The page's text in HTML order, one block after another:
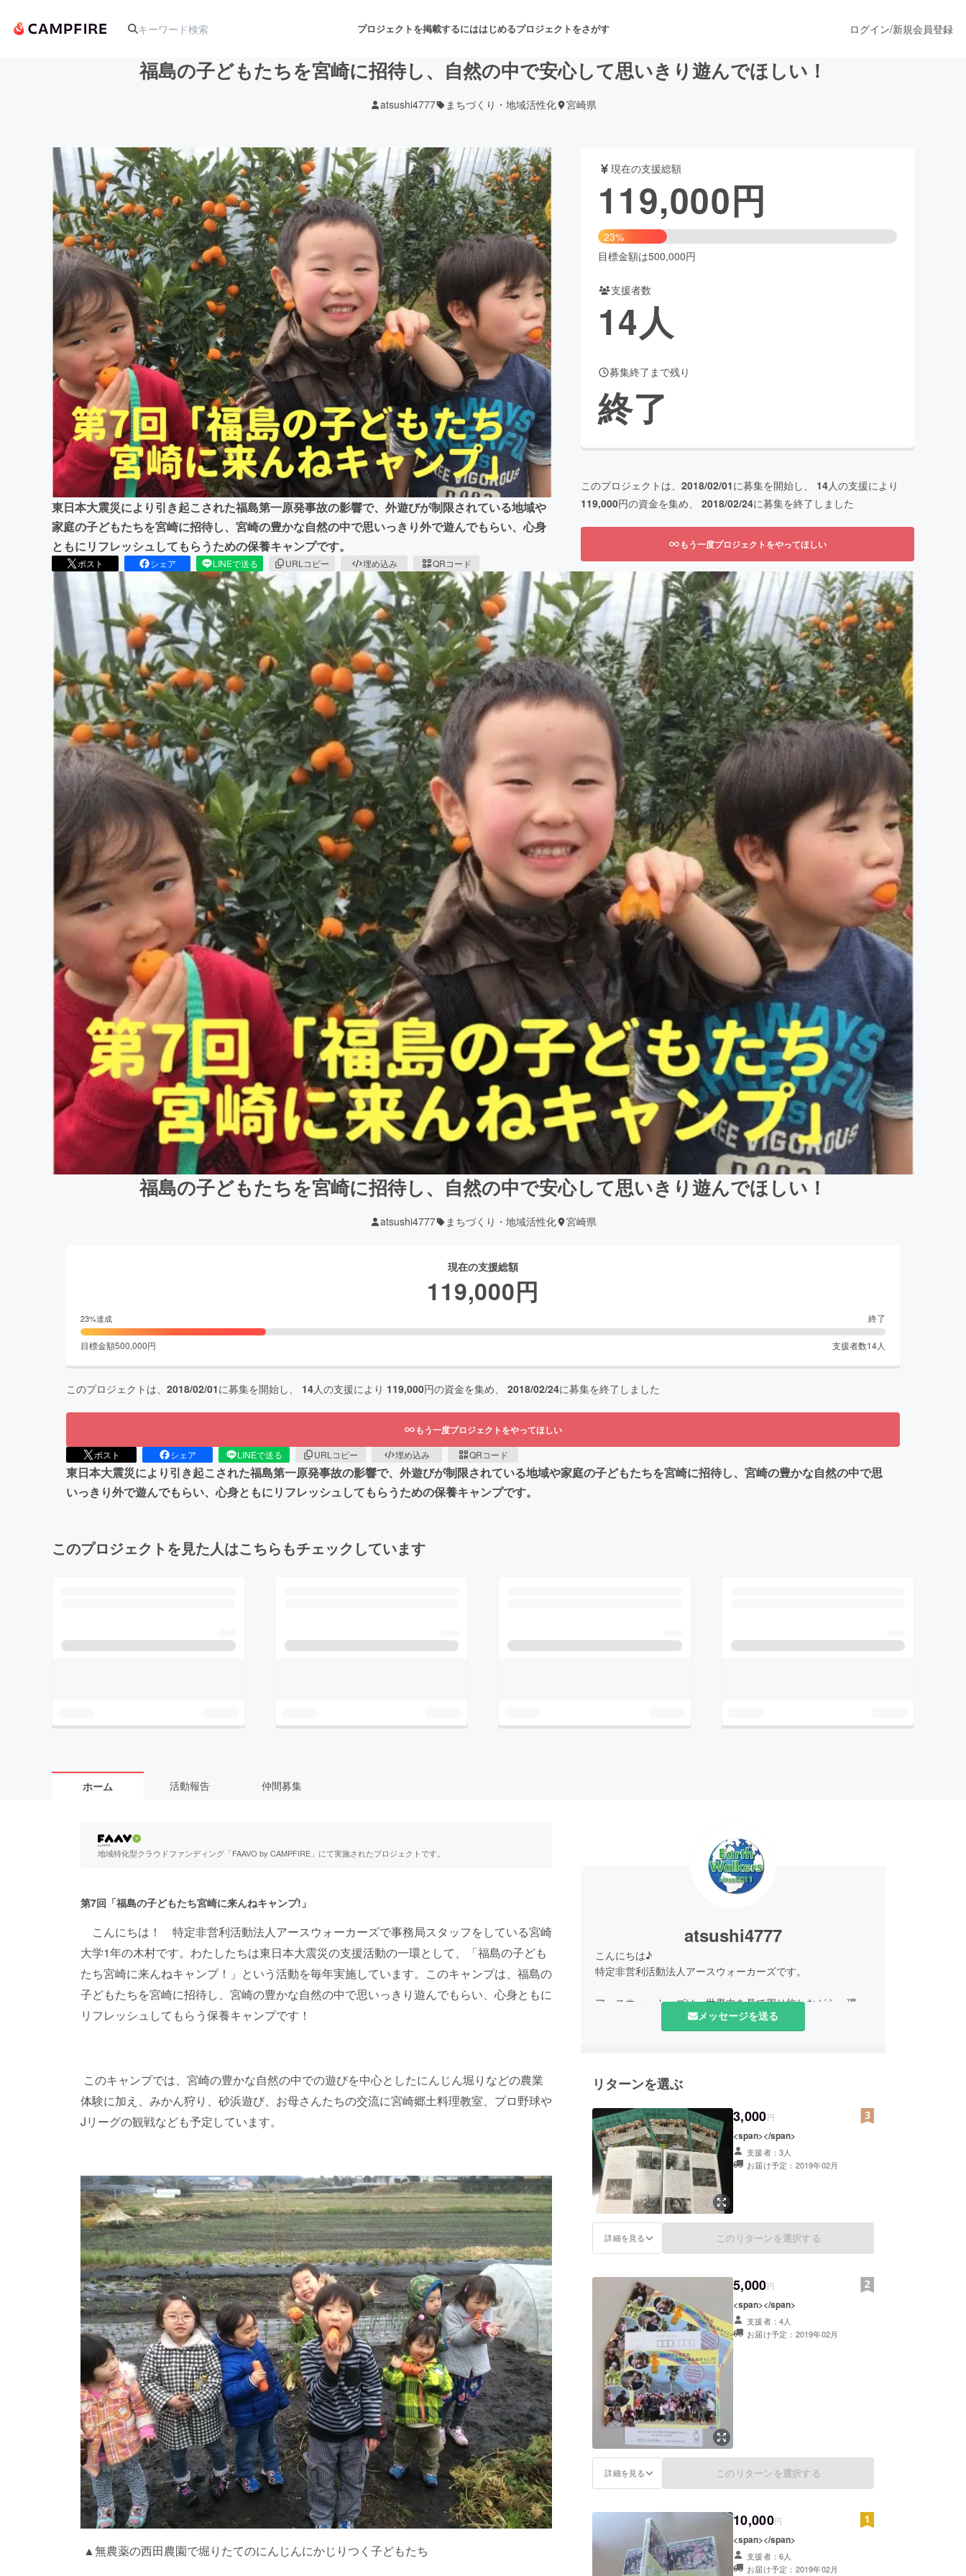
プロジェクトを掲載するにははじめるプロジェクトをさがす
アート・写真 音楽 舞台・パフォーマンス
テクノロジー・ガジェット ゲーム・サービス開発 フード・飲食店 ファッション
映像・映画 書籍・雑誌出版 アニメ・漫画
ビジネス・起業 チャレンジ ビューティー・ヘルスケア
まちづくり・地域活性化
CAMPFIRE for Social GoodCAMPFIRE Creation
CAMPFIREふるさと納税 machi-yaコミュニティ
ログイン/新規会員登録
福島の子どもたちを宮崎に招待し、自然の中で安心して思いきり遊んでほしい！
atsushi4777 まちづくり・地域活性化 宮崎県
東日本大震災により引き起こされた福島第一原発事故の影響で、外遊びが制限されている地域や
家庭の子どもたちを宮崎に招待し、宮崎の豊かな自然の中で思いっきり外で遊んでもらい、心身
ともにリフレッシュしてもらうための保養キャンプです。
ポスト シェア LINEで送る URLコピー 埋め込み QRコード
現在の支援総額
119,000円
23%
目標金額は500,000円
支援者数
14人
募集終了まで残り
終了
このプロジェクトは、 2018/02/01に募集を開始し、 14人の支援により
119,000円の資金を集め、 2018/02/24に募集を終了しました
もう一度プロジェクトをやってほしい
福島の子どもたちを宮崎に招待し、自然の中で安心して思いきり遊んでほしい！
atsushi4777 まちづくり・地域活性化 宮崎県
現在の支援総額
119,000円
23%達成 終了
目標金額500,000円 支援者数14人
このプロジェクトは、 2018/02/01に募集を開始し、 14人の支援により 119,000円の資金を集め、 2018/02/24に募集を終了しました
もう一度プロジェクトをやってほしい
ポスト シェア LINEで送る URLコピー 埋め込み QRコード
東日本大震災により引き起こされた福島第一原発事故の影響で、外遊びが制限されている地域や家庭の子どもたちを宮崎に招待し、宮崎の豊かな自然の中で思
いっきり外で遊んでもらい、心身ともにリフレッシュしてもらうための保養キャンプです。
このプロジェクトを見た人はこちらもチェックしています
ホーム 活動報告 仲間募集
地域特化型クラウドファンディング「FAAVO by CAMPFIRE」にて実施されたプロジェクトです。
第7回「福島の子どもたち宮崎に来んねキャンプ!」
こんにちは！ 特定非営利活動法人アースウォーカーズで事務局スタッフをしている宮崎
大学1年の木村です。わたしたちは東日本大震災の支援活動の一環として、「福島の子ども
たち宮崎に来んねキャンプ！」という活動を毎年実施しています。このキャンプは、福島の
子どもたちを宮崎に招待し、宮崎の豊かな自然の中で思いっきり遊んでもらい、心身ともに
リフレッシュしてもらう保養キャンプです！
このキャンプでは、宮崎の豊かな自然の中での遊びを中心としたにんじん堀りなどの農業
体験に加え、みかん狩り、砂浜遊び、お母さんたちの交流に宮崎郷土料理教室、プロ野球や
Jリーグの観戦なども予定しています。
▲無農薬の西田農園で堀りたてのにんじんにかじりつく子どもたち
atsushi4777
こんにちは♪
特定非営利活動法人アースウォーカーズです。
アースウォーカーズは、世界中を見て周り旅しながら、環境
問題や戦争と平和について、また文化やスポーツにも触れな
がら、多くの先進的なところを学び広げて行こうという仲間
2011年の東日本大震災の、被災地支援をして行きたいという
い、2012年4月に特定非営利活動法人になりました。
現在は、特に福島の支援を行っています。
被災地の中でも放射能の影響で復興が遅れているという現状
もありますが、特に子どもや女性への影響は深刻です。
宮崎からできる支援を末永く続けて行く為にも、多くの仲間
や支援が必要です。
よろしくお願いしますm(_ _)m
〒889-1602 宮崎市清武町今泉丙2178
福島事務所
〒960-8253 福島市泉三斗蒔6-18三瓶AP202
ホームページ
http://earthwalkers.jp/
フェイスブック
https://www.facebook.com/EarthWalkers.jp
Tel : 0985-85-6555
メッセージを送る
リターンを選ぶ
3,000円
<span></span>
支援者：3人
お届け予定：2019年02月
詳細を見る このリターンを選択する
5,000円
<span></span>
支援者：4人
お届け予定：2019年02月
詳細を見る このリターンを選択する
10,000円
<span></span>
支援者：6人
お届け予定：2019年02月